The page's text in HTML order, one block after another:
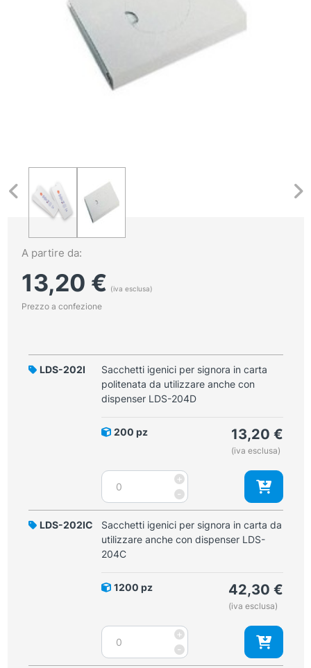
A partire da:
13,20 € (iva esclusa)
Prezzo a confezione
LDS-202I
Sacchetti igenici per signora in carta
politenata da utilizzare anche con
dispenser LDS-204D
200 pz 13,20 €
(iva esclusa)
-
Sacchetti
igenici
per
signora
in
carta
utilizzare
dispenser
LDS-
+
LDS-202IC
Sacchetti igenici per signora in carta da
utilizzare anche con dispenser LDS-
204C
1200 pz 42,30 €
(iva esclusa)
-
Sacchetti
igenici
per
+